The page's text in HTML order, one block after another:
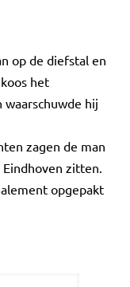
op de diefstal en
het
hij
zagen de man
zitten.
opgepakt